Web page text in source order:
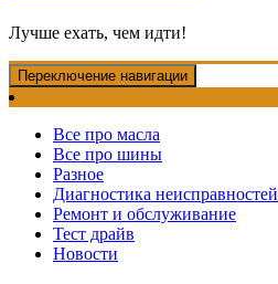
Лучше ехать, чем идти!
Переключение навигации
Все про масла
Все про шины
Разное
Диагностика неисправностей
Ремонт и обслуживание
Тест драйв
Новости